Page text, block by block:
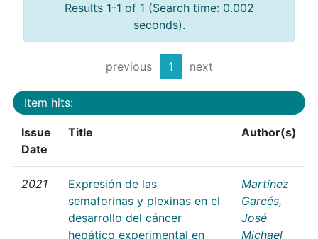
Results 1-1 of 1 (Search time: 0.002
seconds).
previous 1 next
Item hits:
Issue
Date
Title Author(s)
2021
Expresión de las
semaforinas y plexinas en el
desarrollo del cáncer
hepático experimental en
Martínez
Garcés,
José
Michael